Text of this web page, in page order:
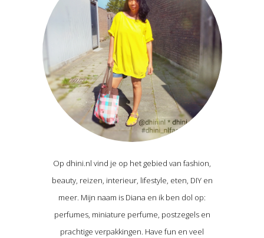
Op dhini.nl vind je op het gebied van fashion,
beauty, reizen, interieur, lifestyle, eten, DIY en
meer. Mijn naam is Diana en ik ben dol op:
perfumes, miniature perfume, postzegels en
prachtige verpakkingen. Have fun en veel